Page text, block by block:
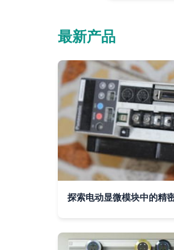
最新产品